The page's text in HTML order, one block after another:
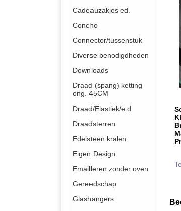
Cadeauzakjes ed.
Concho
Connector/tussenstuk
Diverse benodigdheden
Downloads
Draad (spang) ketting
ong. 45CM
Draad/Elastiek/e.d
Draadsterren
Edelsteen kralen
Eigen Design
Emailleren zonder oven
Gereedschap
Glashangers